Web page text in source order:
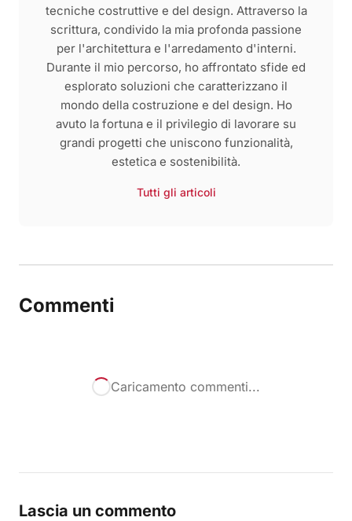
tecniche costruttive e del design. Attraverso la
scrittura, condivido la mia profonda passione
per l'architettura e l'arredamento d'interni.
Durante il mio percorso, ho affrontato sfide ed
esplorato soluzioni che caratterizzano il
mondo della costruzione e del design. Ho
avuto la fortuna e il privilegio di lavorare su
grandi progetti che uniscono funzionalità,
estetica e sostenibilità.
Tutti gli articoli
Commenti
Caricamento commenti...
Lascia un commento